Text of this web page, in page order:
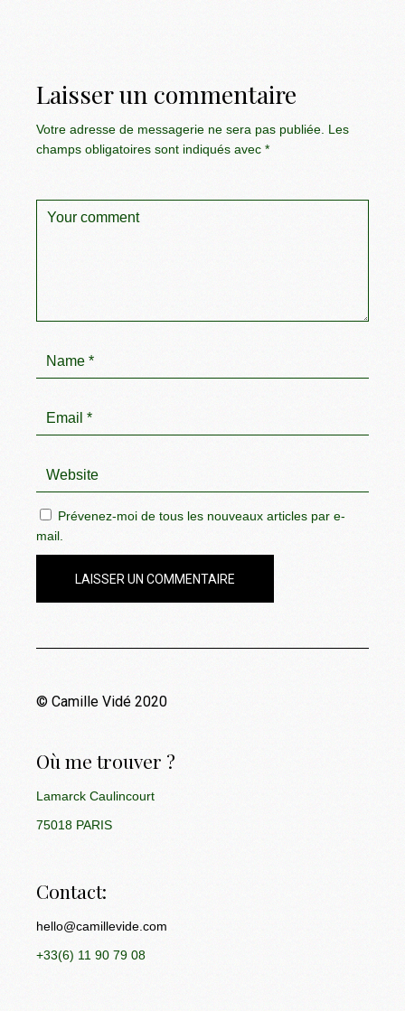
Laisser un commentaire
Votre adresse de messagerie ne sera pas publiée. Les
champs obligatoires sont indiqués avec*
Prévenez-moi de tous les nouveaux articles par e-
mail.
LAISSER UN COMMENTAIRE
© Camille Vidé 2020
Où me trouver ?
Lamarck Caulincourt
75018 PARIS
Contact:
hello@camillevide.com
+33(6) 11 90 79 08